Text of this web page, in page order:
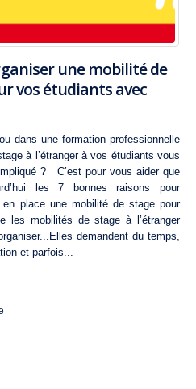
une mobilité de
vos étudiants avec
dans une formation professionnelle
à l’étranger à vos étudiants vous
? C’est pour vous aider que
les 7 bonnes raisons pour
place une mobilité de stage pour
mobilités de stage à l’étranger
demandent du temps,
et parfois...